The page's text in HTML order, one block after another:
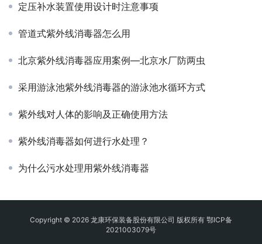
定压补水装置使用设计时注意事项
管道式紫外线消毒器怎么用
北京紫外线消毒器应用案例—北京水厂防两虫
采用游泳池紫外线消毒器的游泳池水循环方式
紫外线对人体的影响及正确使用方法
紫外线消毒器如何进行水处理？
为什么污水处理用紫外线消毒器
Copyright © 2026 龙康环保装备股份有限公司 版权所有 鄂ICP备
2021003079号